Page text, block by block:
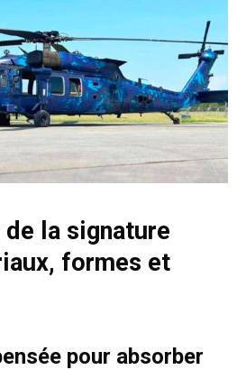
la signature
formes et
pour absorber